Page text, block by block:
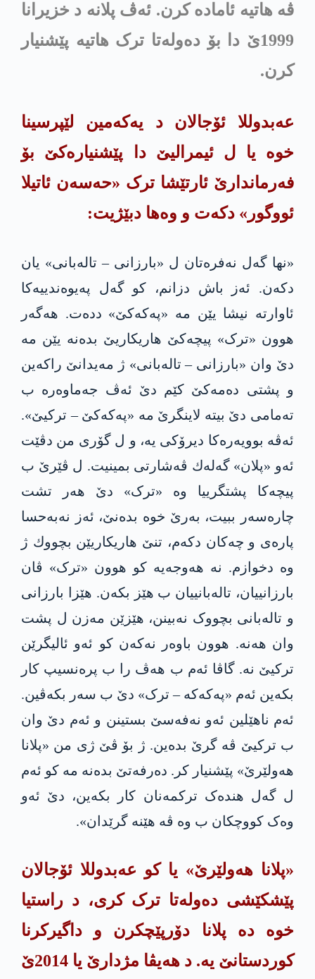
ڤە هاتیە ئامادە کرن. ئەڤ پلانه‌ د خزیرانا
1999ێ دا بۆ دەولەتا ترک هاتیە پێشنیار
کرن.
عه‌بدوللا ئۆجالان د یەکەمین لێپرسینا
خوە یا ل ئیمرالیێ دا پێشنیارەکێ بۆ
فەرماندارێ ئارتێشا ترک «حه‌سه‌ن ئاتیلا
ئووگور» دکەت و وه‌ها دبێژیت:
«نها گه‌ل نه‌فره‌تان ل «بارزانی – تاله‌بانی» یان
دکه‌ن. ئەز باش دزانم، کو گەل په‌یوه‌ندییه‌كا
ئاوارتە نیشا یێن مە «په‌كه‌كێ» ددەت. هەگەر
هوون «ترک» پیچەکێ هاریكاریێ بده‌نه‌ یێن مە
دێ وان «بارزانی – تاله‌بانی» ژ مه‌یدانێ راكه‌ین
و پشتی دەمەکێ كێم دێ ئەڤ جه‌ماوه‌ره‌ ب
تەمامی دێ بیته‌ لاینگرێ مە «په‌كه‌كێ – ترکیێ».
ئەڤه‌ بوویەرەکا دیرۆکی یە، و ل گۆری من دڤێت
ئەو «پلان» گه‌له‌ك ڤەشارتی بمینیت. ل ڤێرێ ب
پیچەکا پشتگرییا وە «ترک» دێ هەر تشت
چارەسەر ببیت، به‌رێ خوه‌ بده‌نێ، ئەز نەبەحسا
پاره‌ی و چەکان دکه‌م، تنێ هاریكاریێن بچووك ژ
وە دخوازم. نە هەوجەیە کو هوون «ترک» ڤان
بارزانییان، تالەبانییان ب هێز بکه‌ن. هێزا بارزانی
و تالەبانی بچووک نەبینن، هێزێن مەزن ل پشت
وان هەنە. هوون باوەر نەکه‌ن کو ئەو ئالیگرێن
ترکیێ نە. گاڤا ئەم ب هەڤ را ب پرەنسیپ كار
بكه‌ین ئەم «په‌كه‌كه‌ – ترک» دێ ب سەر بکەڤین.
ئەم ناهێلین ئەو نەفەسێ بستینن و ئەم دێ وان
ب ترکیێ ڤە گرێ بده‌ین. ژ بۆ ڤێ ژی من «پلانا
هەولێرێ» پێشنیار کر. دەرفەتێ بده‌نه‌ مە کو ئەم
ل گه‌ل هندەک ترکمەنان كار بكه‌ین، دێ ئەو
وەک کووچکان ب وە ڤە هێنه‌ گرێدان».
«پلانا هەولێرێ» یا کو عه‌بدوللا ئۆجالان
پێشکێشی دەولەتا ترک کری، د راستیا
خوە دە پلانا دۆرپێچکرن و داگیرکرنا
کوردستانێ یە. د هەیڤا مژدارێ یا 2014ێ